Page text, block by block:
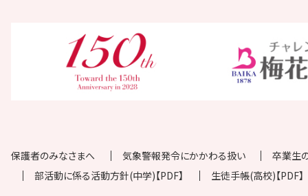
保護者のみなさまへ 気象警報発令にかかわる扱い
卒業生
部活動に係る活動方針(中学)【PDF】
生徒手帳(高校)【PDF】